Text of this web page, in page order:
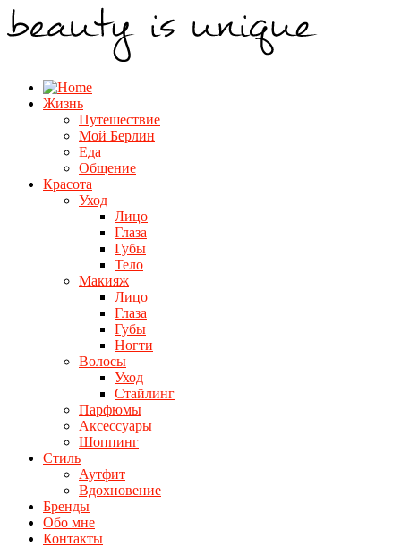
Жизнь
Путешествие
Мой Берлин
Еда
Общение
Красота
Уход
Лицо
Глаза
Губы
Тело
Макияж
Лицо
Глаза
Губы
Ногти
Волосы
Уход
Стайлинг
Парфюмы
Аксессуары
Шоппинг
Стиль
Аутфит
Вдохновение
Бренды
Обо мне
Контакты